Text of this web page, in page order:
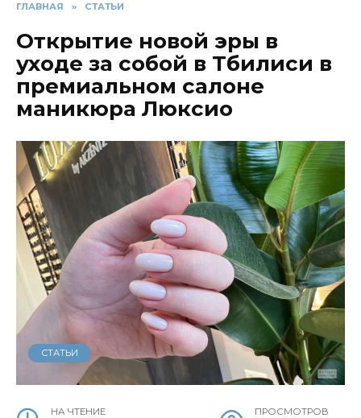
ГЛАВНАЯ » СТАТЬИ
Открытие новой эры в
уходе за собой в Тбилиси в
премиальном салоне
маникюра Люксио
СТАТЬИ
НА ЧТЕНИЕ ПРОСМОТРОВ